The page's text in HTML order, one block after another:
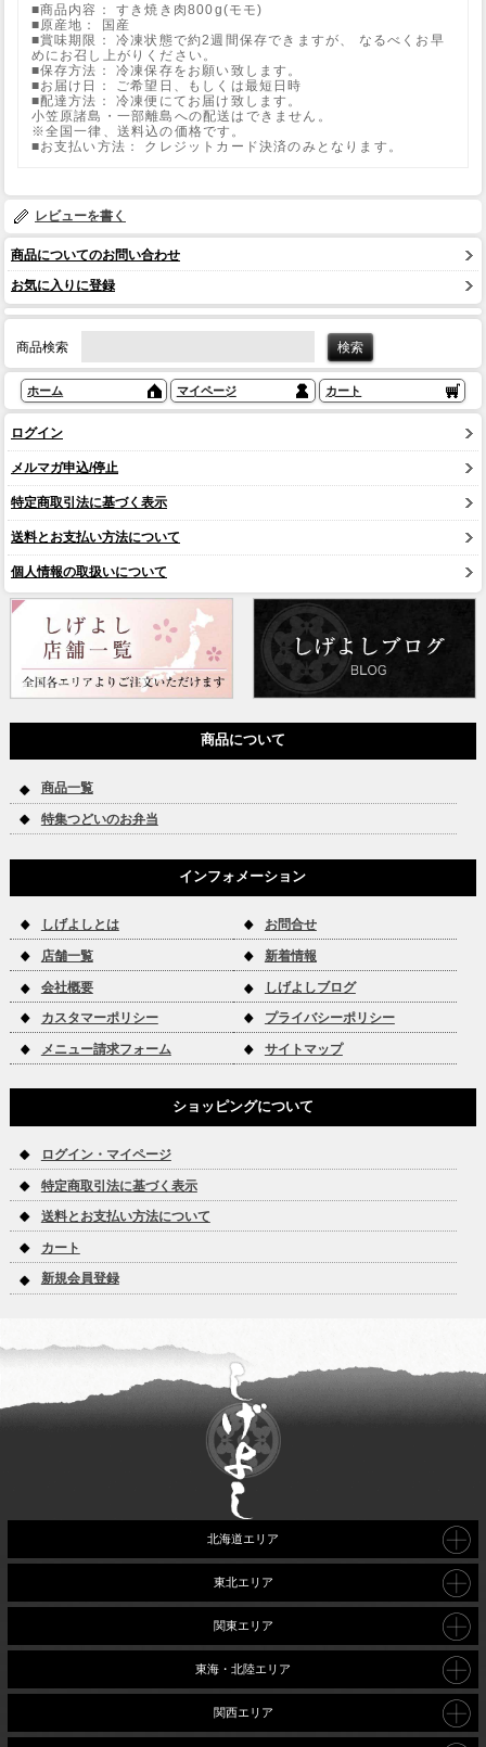
■商品内容： すき焼き肉800g(モモ)
■原産地： 国産
■賞味期限： 冷凍状態で約2週間保存できますが、 なるべくお早
めにお召し上がりください。
■保存方法： 冷凍保存をお願い致します。
■お届け日： ご希望日、もしくは最短日時
■配達方法： 冷凍便にてお届け致します。
小笠原諸島・一部離島への配送はできません。
※全国一律、送料込の価格です。
■お支払い方法： クレジットカード決済のみとなります。
レビューを書く
商品についてのお問い合わせ
お気に入りに登録
商品検索
ホーム マイページ カート
ログイン
メルマガ申込/停止
特定商取引法に基づく表示
送料とお支払い方法について
個人情報の取扱いについて
商品について
商品一覧
特集つどいのお弁当
インフォメーション
しげよしとは お問合せ
店舗一覧 新着情報
会社概要 しげよしブログ
カスタマーポリシー プライバシーポリシー
メニュー請求フォーム サイトマップ
ショッピングについて
ログイン・マイページ
特定商取引法に基づく表示
送料とお支払い方法について
カート
新規会員登録
北海道エリア
東北エリア
関東エリア
東海・北陸エリア
関西エリア